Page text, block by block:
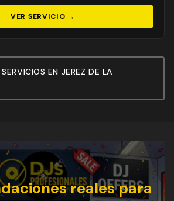
VER SERVICIO →
EN JEREZ DE LA
reales para